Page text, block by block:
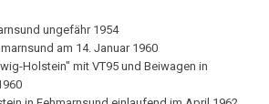
ungefähr 1954
am 14. Januar 1960
Holstein" mit VT95 und Beiwagen in